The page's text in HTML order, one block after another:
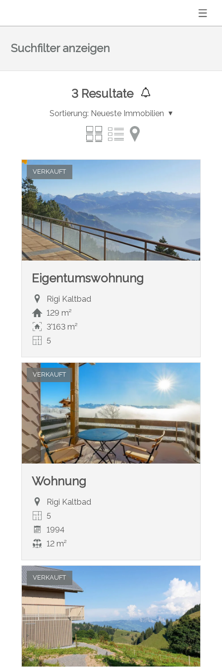
Suchfilter anzeigen
3Resultate
Sortierung: Neueste Immobilien
VERKAUFT
Eigentumswohnung
Rigi Kaltbad
129 m²
3'163 m²
5
VERKAUFT
Wohnung
Rigi Kaltbad
5
1994
12 m²
VERKAUFT